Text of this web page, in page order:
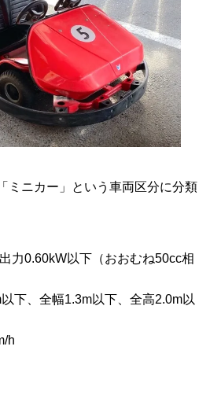
ミニカー」という車両区分に分類
力0.60kW以下（おおむね50cc相
下、全幅1.3m以下、全高2.0m以
h